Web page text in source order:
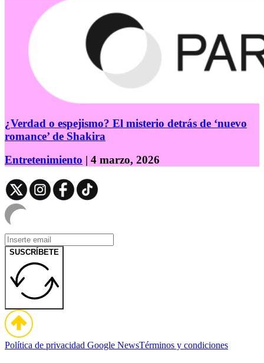
¿Verdad o espejismo? El misterio detrás de ‘nuevo
romance’ de Shakira
Entretenimiento | 4 marzo, 2026
SUSCRÍBETE
Política de privacidad Google NewsTérminos y condiciones